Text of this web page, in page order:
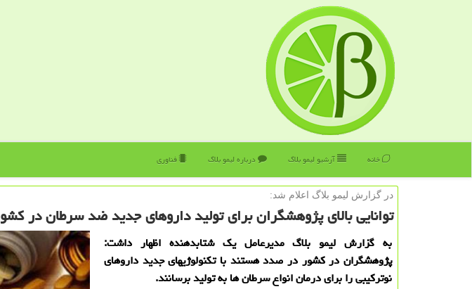
خانه آرشیو لیمو بلاگ درباره لیمو بلاگ فناوری
در گزارش لیمو بلاگ اعلام شد:
توانایی بالای پژوهشگران برای تولید داروهای جدید ضد سرطان در
به گزارش لیمو بلاگ مدیرعامل یك شتابدهنده اظهار داشت:
پژوهشگران در كشور در صدد هستند با تكنولوژیهای جدید داروهای
نوتركیبی را برای درمان انواع سرطان ها به تولید برسانند.